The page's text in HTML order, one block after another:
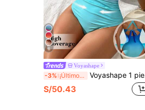
6
Voyashape
-3% ¡Últimos 2 días Voyashape 1 pieza Traje de baño de una pieza sexy con fruncido degradado y escote halter para vacaciones
S/50.43